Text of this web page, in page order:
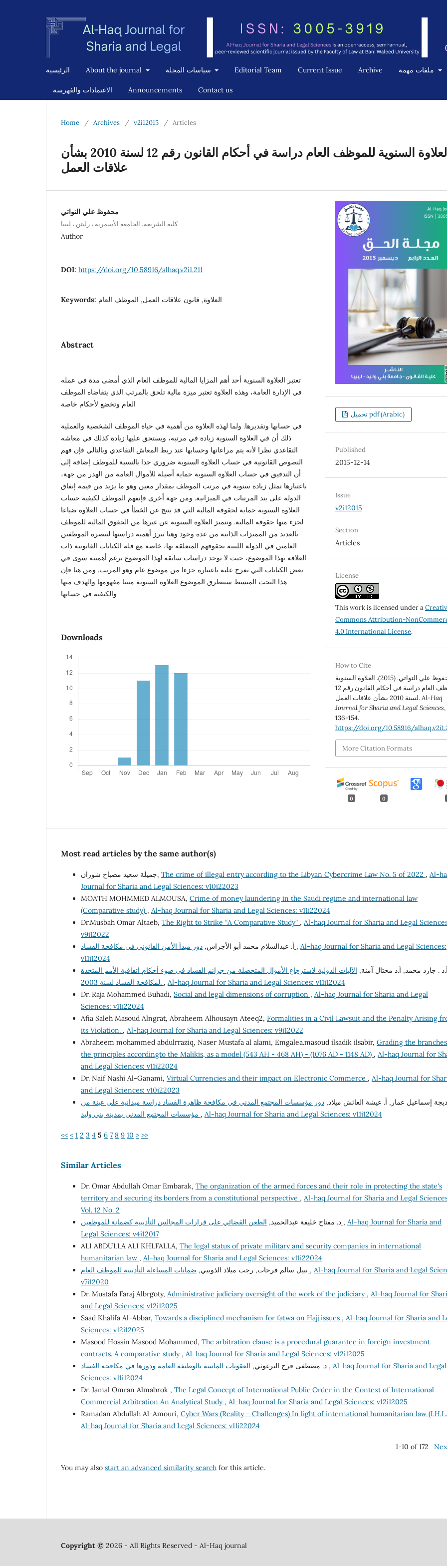
الرئيسية About the journal Editorial Team Current Issue Archive
الاعتمادات والفهرسة Announcements Contact us
Home / Archives / v2i12015 / Articles
العلاوة السنوية للموظف العام دراسة في أحكام القانون رقم 12 لسنة 2010 بشأن
علاقات العمل
محفوظ علي التواتي
كلية الشريعة، الجامعة الأسمرية ، زليتن ، ليبيا
Author
DOI: https://doi.org/10.58916/alhaq.v2i1.211
Keywords: العلاوة, قانون علاقات العمل, الموظف العام
Abstract
تعتبر العلاوة السنوية أحد أهم المزايا المالية للموظف العام الذي أمضى مدة في عمله
في الإدارة العامة، وهذه العلاوة تعتبر ميزة مالية تلحق بالمرتب الذي يتقاضاه الموظف
العام وتخضع لأحكام خاصة
في حسابها وتقديرها. ولما لهذه العلاوة من أهمية في حياة الموظف الشخصية والعملية
ذلك أن في العلاوة السنوية زيادة في مرتبه، ويستحق عليها زيادة كذلك في معاشه
التقاعدي نظرا لأنه يتم مراعاتها وحسابها عند ربط المعاش التقاعدي وبالتالي فإن فهم
النصوص القانونية في حساب العلاوة السنوية ضروري جدا بالنسبة للموظف إضافة إلى
أن التدقيق في حساب العلاوة السنوية حماية أصيلة للأموال العامة من الهدر من جهة،
باعتبارها تمثل زيادة سنوية في مرتب الموظف بمقدار معين وهو ما يزيد من قيمة إنفاق
الدولة على بند المرتبات في الميزانية. ومن جهة أخرى فإنفهم الموظف لكيفية حساب
العلاوة السنوية حماية لحقوقه المالية التي قد ينتج عن الخطأ في حساب العلاوة ضياعا
لجزء منها حقوقه المالية. وتتميز العلاوة السنوية عن غيرها من الحقوق المالية للموظف
بالعديد من المميزات الذاتية من عدة وجود وهنا تبرز أهمية دراستها لتبصرة الموظفين
العامين في الدولة الليبية بحقوقهم المتعلقة بها، خاصة مع قلة الكتابات القانونية ذات
العلاقة بهذا الموضوع، حيث لا توجد دراسات سابقة لهذا الموضوع برغم أهميته سوى في
بعض الكتابات التي تعرج عليه باعتباره جزءا من موضوع عام وهو المرتب. ومن هنا فإن
هذا البحث المبسط سيتطرق الموضوع العلاوة السنوية مبينا مفهومها والهدف منها
والكيفية في حسابها
Downloads
تحميل pdf (Arabic)
Published
2015-12-14
Issue
v2i12015
Section
Articles
License
This work is licensed under a
Commons Attribution-
4.0 International License.
How to Cite
محفوظ علي التواتي. (2015). العلاوة السنوية
للموظف العام دراسة في أحكام القانون رقم 12
لسنة 2010 بشأن علاقات العمل.Al-Haq
Journal for Sharia and Legal Sciences,
136-154.
https://doi.org/10.58916/
More Citation Formats
0 0
Most read articles by the same author(s)
جميلة سعيد مصباح شوران, The crime of illegal entry according to the Libyan Cybercrime Law No. 5 of 2022 , Al-
Journal for Sharia and Legal Sciences: v10i22023
MOATH MOHMMED ALMOUSA, Crime of money laundering in the Saudi regime and international law
(Comparative study) , Al-haq Journal for Sharia and Legal Sciences: v11i22024
Dr.Musbah Omar Altaeb, The Right to Strike “A Comparative Study” , Al-haq Journal for Sharia and Legal
v9i12022
أ. عبدالسلام محمد أبو الأجراس, , Al-haq Journal for Sharia and Legal Sciences:
v11i12024
أ.د . جارد محمد, أ.د محتال آمنة, الآليات الدولية لاسترجاع الأموال المتحصلة من جرائم الفساد في ضوء أحكام اتفاقية الأمم المتحدة
لمكافحة الفساد لسنة 2003. , Al-haq Journal for Sharia and Legal Sciences: v11i12024
Dr. Raja Mohammed Buhadi, Social and legal dimensions of corruption , Al-haq Journal for Sharia and Legal
Sciences: v11i22024
Afia Saleh Masoud Alngrat, Abraheem Alhousayn Ateeq2, Formalities in a Civil Lawsuit and the Penalty Arising
its Violation. , Al-haq Journal for Sharia and Legal Sciences: v9i12022
Abraheem mohammed abdulrraziq, Naser Mustafa al alami, Emgalea.masoud ilsadik ilsabir, Grading the
the principles accordingto the Malikis, as a model (543 AH - 468 AH) - (1076 AD - 1148 AD) , Al-haq Journal for
and Legal Sciences: v11i22024
Dr. Naif Nashi Al-Ganami, Virtual Currencies and their impact on Electronic Commerce , Al-haq Journal for
and Legal Sciences: v10i22023
إسماعيل عمار, أ. عيشة العائش ميلاد, دور مؤسسات المجتمع المدني في مكافحة ظاهرة الفساد دراسة ميدانية على عينة من
, Al-haq Journal for Sharia and Legal Sciences: v11i12024
<< < 1 2 3 4 5 6 7 8 9 10 > >>
Similar Articles
Dr. Omar Abdullah Omar Embarak, The organization of the armed forces and their role in protecting the state's
territory and securing its borders from a constitutional perspective , Al-haq Journal for Sharia and Legal
Vol. 12 No. 2
د. مفتاح خليفة عبدالحميد, , Al-haq Journal for Sharia and
Legal Sciences: v4i12017
ALI ABDULLA ALI KHLFALLA, The legal status of private military and security companies in international
humanitarian law , Al-haq Journal for Sharia and Legal Sciences: v11i22024
نبيل سالم فرحات, رجب ميلاد الذويبي, , Al-haq Journal for Sharia and Legal
v7i12020
Dr. Mustafa Faraj Albrgoty, Administrative judiciary oversight of the work of the judiciary , Al-haq Journal for
and Legal Sciences: v12i12025
Saad Khalifa Al-Abbar, Towards a disciplined mechanism for fatwa on Hajj issues , Al-haq Journal for Sharia and
Sciences: v12i12025
Masood Hossin Masood Mohammed, The arbitration clause is a procedural guarantee in foreign investment
contracts. A comparative study , Al-haq Journal for Sharia and Legal Sciences: v12i12025
د. مصطفى فرج البرغوثي, , Al-haq Journal for Sharia and Legal
Sciences: v11i12024
Dr. Jamal Omran Almabrok , The Legal Concept of International Public Order in the Context of International
Commercial Arbitration An Analytical Study , Al-haq Journal for Sharia and Legal Sciences: v12i12025
Ramadan Abdullah Al-Amouri, Cyber Wars (Reality – Challenges) In light of international humanitarian law
Al-haq Journal for Sharia and Legal Sciences: v11i22024
1-10 of 172
You may also start an advanced similarity search for this article.
Copyright © 2026 - All Rights Reserved - Al-Haq journal